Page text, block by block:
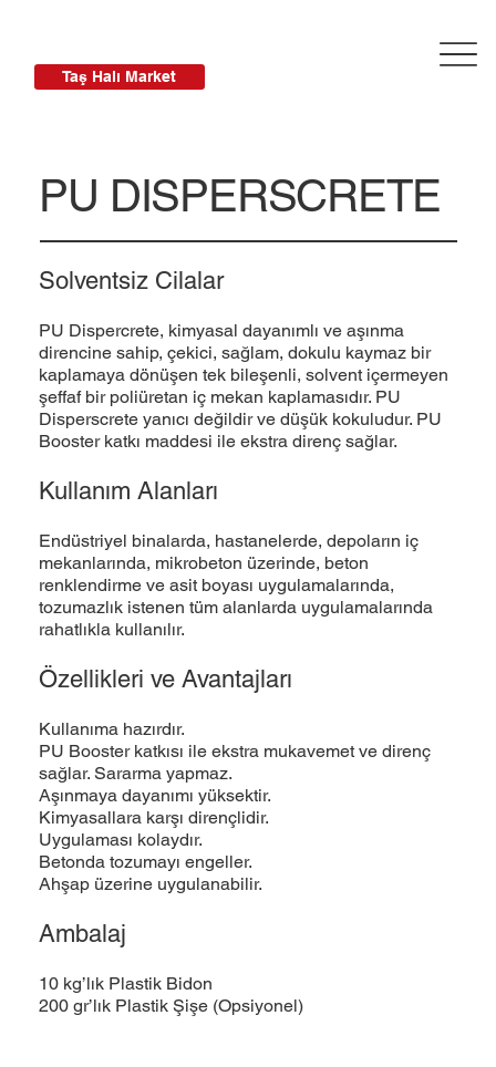
Taş Halı Market
PU DISPERSCRETE
Solventsiz Cilalar
PU Dispercrete, kimyasal dayanımlı ve aşınma
direncine sahip, çekici, sağlam, dokulu kaymaz bir
kaplamaya dönüşen tek bileşenli, solvent içermeyen
şeffaf bir poliüretan iç mekan kaplamasıdır. PU
Disperscrete yanıcı değildir ve düşük kokuludur. PU
Booster katkı maddesi ile ekstra direnç sağlar.
Kullanım Alanları
Endüstriyel binalarda, hastanelerde, depoların iç
mekanlarında, mikrobeton üzerinde, beton
renklendirme ve asit boyası uygulamalarında,
tozumazlık istenen tüm alanlarda uygulamalarında
rahatlıkla kullanılır.
Özellikleri ve Avantajları
Kullanıma hazırdır.
PU Booster katkısı ile ekstra mukavemet ve direnç
sağlar. Sararma yapmaz.
Aşınmaya dayanımı yüksektir.
Kimyasallara karşı dirençlidir.
Uygulaması kolaydır.
Betonda tozumayı engeller.
Ahşap üzerine uygulanabilir.
Ambalaj
10 kg’lık Plastik Bidon
200 gr’lık Plastik Şişe (Opsiyonel)